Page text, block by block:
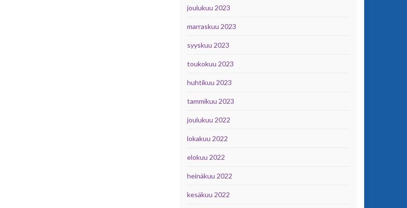
joulukuu 2023
marraskuu 2023
syyskuu 2023
toukokuu 2023
huhtikuu 2023
tammikuu 2023
joulukuu 2022
lokakuu 2022
elokuu 2022
heinäkuu 2022
kesäkuu 2022